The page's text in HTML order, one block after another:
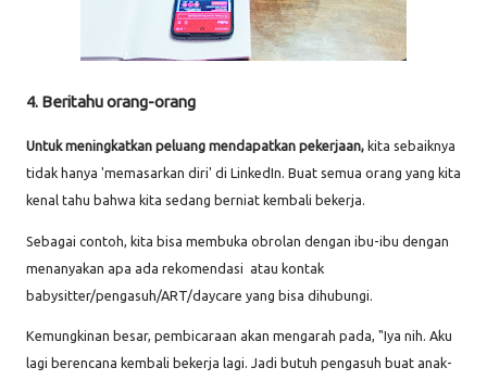
4. Beritahu orang-orang
Untuk meningkatkan peluang mendapatkan pekerjaan, kita sebaiknya
tidak hanya 'memasarkan diri' di LinkedIn. Buat semua orang yang kita
kenal tahu bahwa kita sedang berniat kembali bekerja.
Sebagai contoh, kita bisa membuka obrolan dengan ibu-ibu dengan
menanyakan apa ada rekomendasi atau kontak
babysitter/pengasuh/ART/daycare yang bisa dihubungi.
Kemungkinan besar, pembicaraan akan mengarah pada, "Iya nih. Aku
lagi berencana kembali bekerja lagi. Jadi butuh pengasuh buat anak-